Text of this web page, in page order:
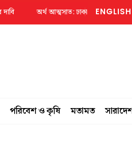
অর্থ আত্মসাত: ঢাকা ব্যাংকের সাবেক ৪ENGLISH
পরিবেশ ও কৃষি মতামত